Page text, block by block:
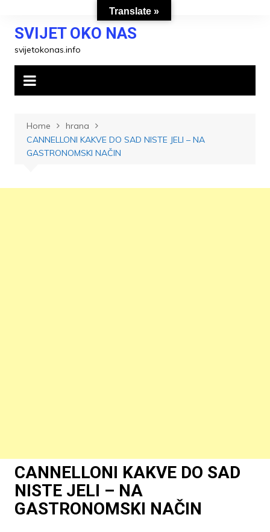
contentSVIJET OKO NAS
svijetokonas.info
Home
hrana
CANNELLONI KAKVE DO SAD NISTE JELI – NA
GASTRONOMSKI NAČIN
CANNELLONI KAKVE DO SAD
NISTE JELI – NA
GASTRONOMSKI NAČIN
Translate »